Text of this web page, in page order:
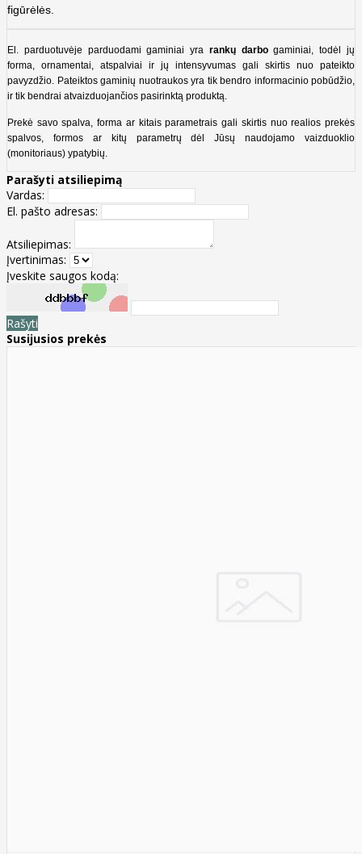
figūrėlės.
El. parduotuvėje parduodami gaminiai yra rankų darbogaminiai, todėl jų
forma, ornamentai, atspalviai ir jų intensyvumas gali skirtis nuo pateikto
pavyzdžio. Pateiktos gaminių nuotraukos yra tik bendro informacinio pobūdžio,
ir tik bendrai atvaizduojančios pasirinktą produktą.
Prekė savo spalva, forma ar kitais parametrais gali skirtis nuo realios prekės
spalvos, formos ar kitų parametrų dėl Jūsų naudojamo vaizduoklio
(monitoriaus) ypatybių.
Parašyti atsiliepimą
Vardas:
El. pašto adresas:
Atsiliepimas:
Įvertinimas:
Įveskite saugos kodą:
Rašyti
Susijusios prekės